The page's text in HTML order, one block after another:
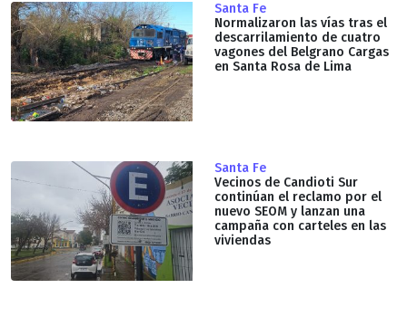
Santa Fe
Normalizaron las vías tras el
descarrilamiento de cuatro
vagones del Belgrano Cargas
en Santa Rosa de Lima
Santa Fe
Vecinos de Candioti Sur
continúan el reclamo por el
nuevo SEOM y lanzan una
campaña con carteles en las
viviendas